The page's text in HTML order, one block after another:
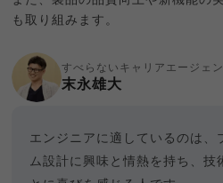
も取り組みます。
すべらないキャリアエージェ
末永雄大
エンジニアに適しているのは、
ム設計に興味と情熱を持ち、技